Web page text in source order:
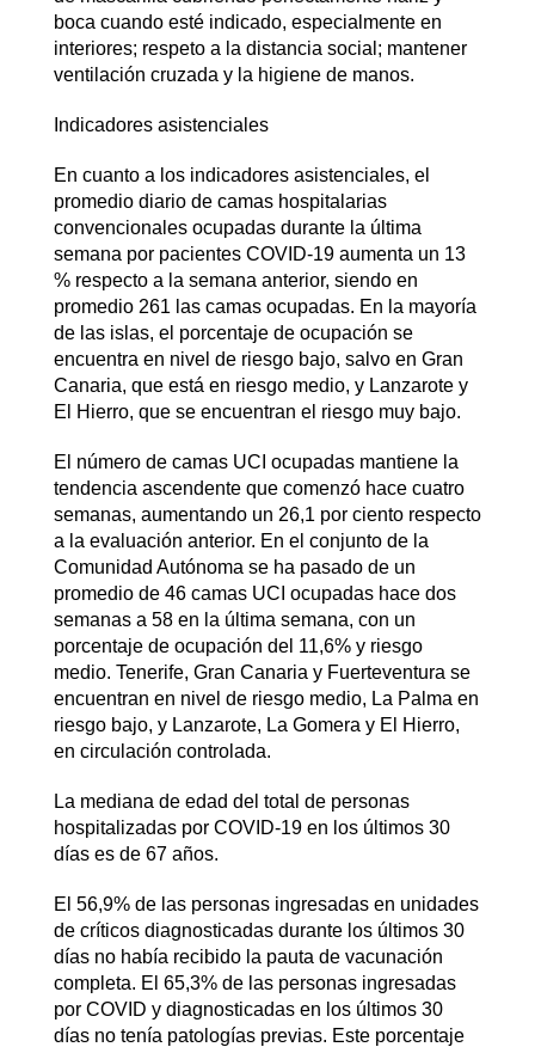
boca cuando esté indicado, especialmente en
interiores; respeto a la distancia social; mantener
ventilación cruzada y la higiene de manos.
Indicadores asistenciales
En cuanto a los indicadores asistenciales, el
promedio diario de camas hospitalarias
convencionales ocupadas durante la última
semana por pacientes COVID-19 aumenta un 13
% respecto a la semana anterior, siendo en
promedio 261 las camas ocupadas. En la mayoría
de las islas, el porcentaje de ocupación se
encuentra en nivel de riesgo bajo, salvo en Gran
Canaria, que está en riesgo medio, y Lanzarote y
El Hierro, que se encuentran el riesgo muy bajo.
El número de camas UCI ocupadas mantiene la
tendencia ascendente que comenzó hace cuatro
semanas, aumentando un 26,1 por ciento respecto
a la evaluación anterior. En el conjunto de la
Comunidad Autónoma se ha pasado de un
promedio de 46 camas UCI ocupadas hace dos
semanas a 58 en la última semana, con un
porcentaje de ocupación del 11,6% y riesgo
medio. Tenerife, Gran Canaria y Fuerteventura se
encuentran en nivel de riesgo medio, La Palma en
riesgo bajo, y Lanzarote, La Gomera y El Hierro,
en circulación controlada.
La mediana de edad del total de personas
hospitalizadas por COVID-19 en los últimos 30
días es de 67 años.
El 56,9% de las personas ingresadas en unidades
de críticos diagnosticadas durante los últimos 30
días no había recibido la pauta de vacunación
completa. El 65,3% de las personas ingresadas
por COVID y diagnosticadas en los últimos 30
días no tenía patologías previas. Este porcentaje